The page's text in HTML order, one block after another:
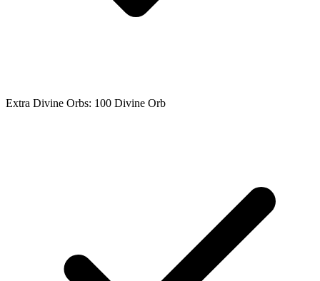
Extra Divine Orbs: 100 Divine Orb